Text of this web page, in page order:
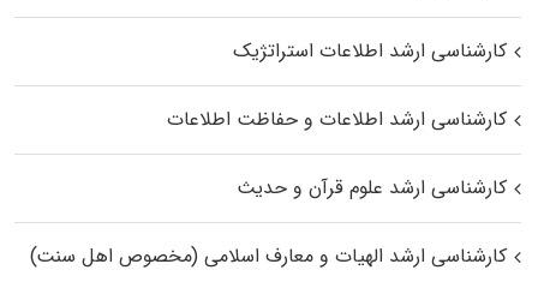
کارشناسی ارشد اطلاعات استراتژیک
کارشناسی ارشد اطلاعات و حفاظت اطلاعات
کارشناسی ارشد علوم قرآن و حدیث
کارشناسی ارشد الهیات و معارف اسلامی (مخصوص اهل سنت)